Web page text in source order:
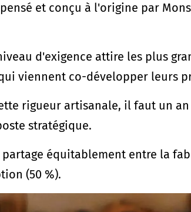
et conçu à l'origine par
d'exigence attire les plus
viennent co-développer leurs
rigueur artisanale, il faut un
stratégique.
équitablement entre la
(50 %).